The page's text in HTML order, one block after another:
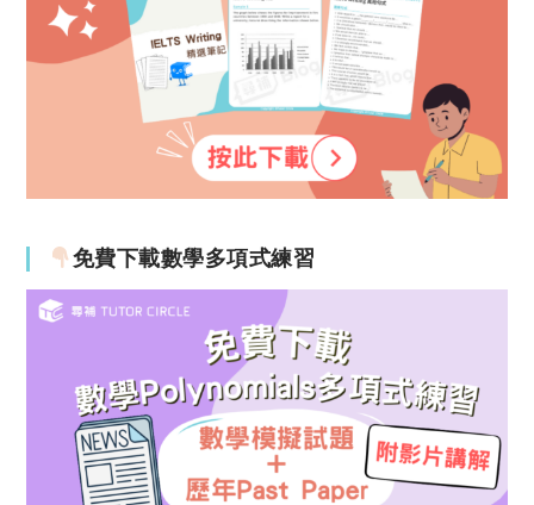
免費下載數學多項式練習